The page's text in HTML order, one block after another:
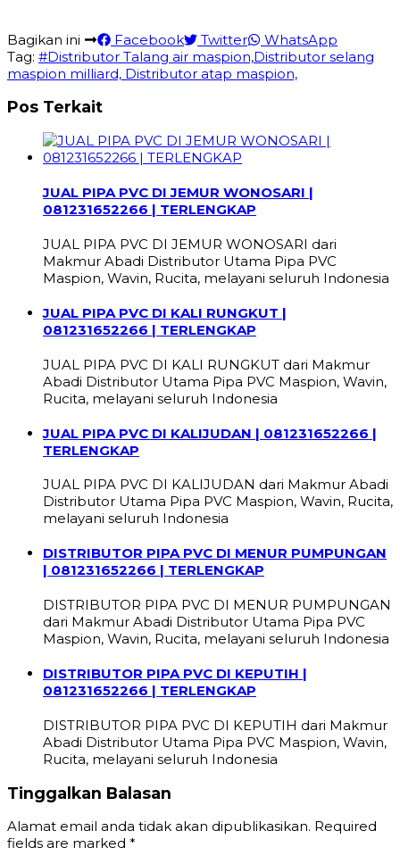
Bagikan ini Facebook Twitter
WhatsApp
Tag: #Distributor Talang air maspion,Distributor selang
maspion milliard, Distributor atap maspion,
Pos Terkait
JUAL PIPA PVC DI JEMUR WONOSARI |
081231652266 | TERLENGKAP
JUAL PIPA PVC DI JEMUR WONOSARI dari
Makmur Abadi Distributor Utama Pipa PVC
Maspion, Wavin, Rucita, melayani seluruh Indonesia
JUAL PIPA PVC DI KALI RUNGKUT |
081231652266 | TERLENGKAP
JUAL PIPA PVC DI KALI RUNGKUT dari Makmur
Abadi Distributor Utama Pipa PVC Maspion, Wavin,
Rucita, melayani seluruh Indonesia
JUAL PIPA PVC DI KALIJUDAN | 081231652266 |
TERLENGKAP
JUAL PIPA PVC DI KALIJUDAN dari Makmur Abadi
Distributor Utama Pipa PVC Maspion, Wavin, Rucita,
melayani seluruh Indonesia
DISTRIBUTOR PIPA PVC DI MENUR PUMPUNGAN
| 081231652266 | TERLENGKAP
DISTRIBUTOR PIPA PVC DI MENUR PUMPUNGAN
dari Makmur Abadi Distributor Utama Pipa PVC
Maspion, Wavin, Rucita, melayani seluruh Indonesia
DISTRIBUTOR PIPA PVC DI KEPUTIH |
081231652266 | TERLENGKAP
DISTRIBUTOR PIPA PVC DI KEPUTIH dari Makmur
Abadi Distributor Utama Pipa PVC Maspion, Wavin,
Rucita, melayani seluruh Indonesia
Tinggalkan Balasan
Alamat email anda tidak akan dipublikasikan. Required
fields are marked *